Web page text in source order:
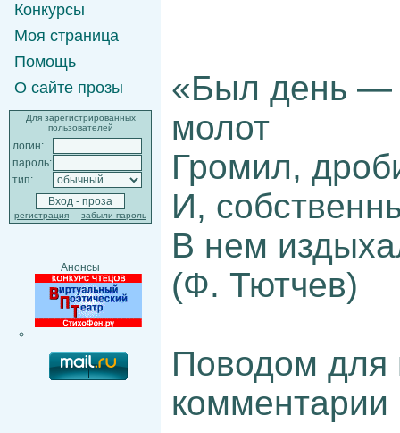
Конкурсы
Моя страница
Помощь
О сайте прозы
Для зарегистрированных
пользователей
логин:
пароль:
тип:
регистрация забыли пароль
Анонсы
«Был день —
молот
Громил,
И,
В нем
(Ф. Тютчев)
Поводом для
комментарии